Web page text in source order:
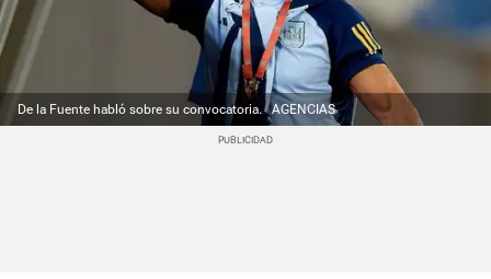
De la Fuente habló sobre su convocatoria. AGENCIAS